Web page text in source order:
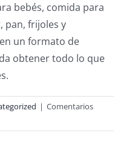
bebés, comida para
pan, frijoles y
un formato de
obtener todo lo que
| Comentarios